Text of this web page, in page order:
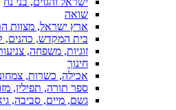
שואה
ארץ ישראל, מצוות
בית המקדש, כהנים,
זוגיות, משפחה,
חינוך
אכילה, כשרות,
ספר תורה, תפילין,
גשם, מיים, סביבה,